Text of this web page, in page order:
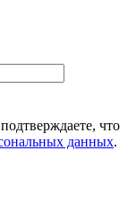
что
данных.